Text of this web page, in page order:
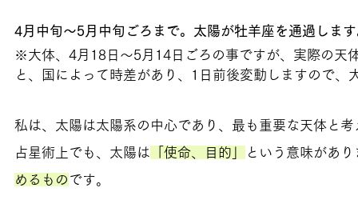
4月中旬～5月中旬ごろまで。太陽が牡羊座を通過しま
※大体、4月18日～5月14日ごろの事ですが、実際の天
と、国によって時差があり、1日前後変動しますので、
私は、太陽は太陽系の中心であり、最も重要な天体と考
占星術上でも、太陽は
「使命、目的」
という意味があ
めるもの です。